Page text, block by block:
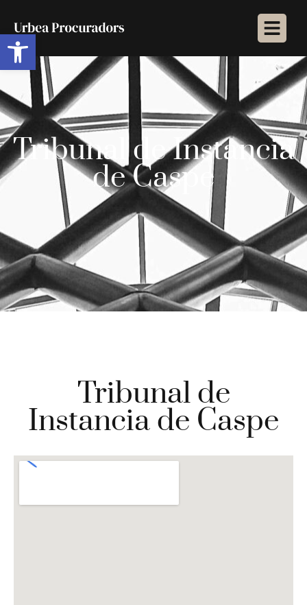
Abrir barra de herramientas
Tribunal de Instancia
de Caspe
Tribunal de
Instancia de Caspe